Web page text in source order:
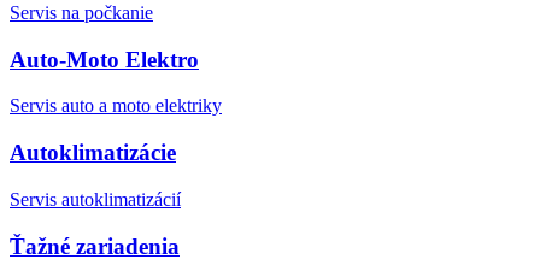
Servis na počkanie
Auto-Moto Elektro
Servis auto a moto elektriky
Autoklimatizácie
Servis autoklimatizácií
Ťažné zariadenia